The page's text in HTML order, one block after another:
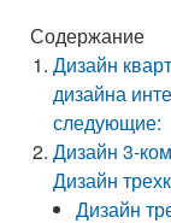
Содержание
Дизайн
дизайна
следующие:
Дизайн 3-
Дизайн
Дизайн